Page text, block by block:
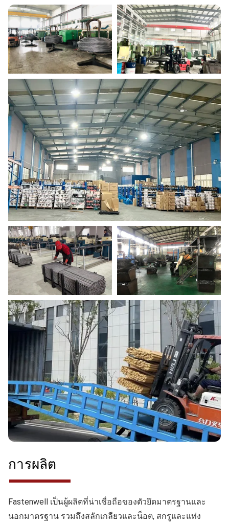
การผลิต
Fastenwell เป็นผู้ผลิตที่น่าเชื่อถือของตัวยึดมาตรฐานและ
นอกมาตรฐาน รวมถึงสลักเกลียวและน็อต, สกรูและแท่ง